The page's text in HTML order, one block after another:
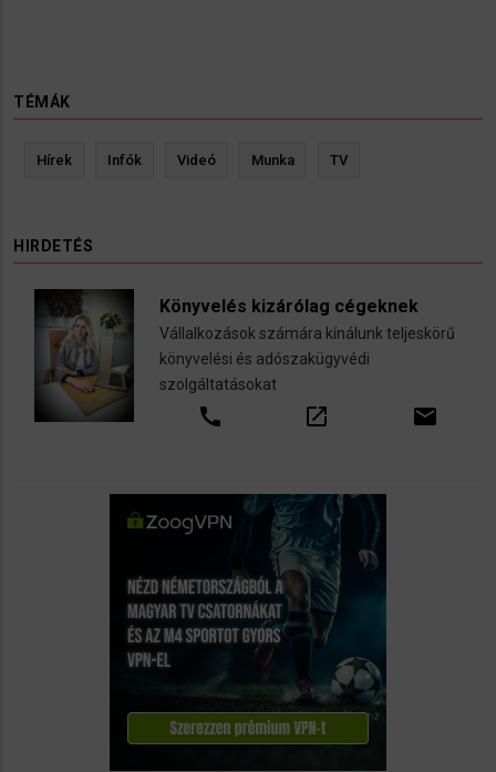
TÉMÁK
Hírek Infók Videó Munka TV
HIRDETÉS
Könyvelés kizárólag cégeknek
Vállalkozások számára kínálunk teljeskörű
könyvelési és adószakügyvédi
szolgáltatásokat
call open_in_new email